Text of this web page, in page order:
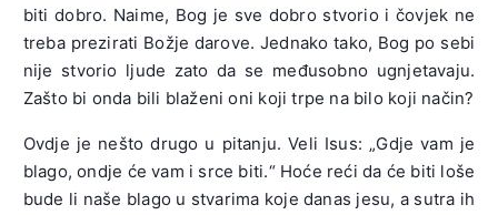
biti dobro. Naime, Bog je sve dobro stvorio i čovjek ne
treba prezirati Božje darove. Jednako tako, Bog po sebi
nije stvorio ljude zato da se međusobno ugnjetavaju.
Zašto bi onda bili blaženi oni koji trpe na bilo koji način?
Ovdje je nešto drugo u pitanju. Veli Isus: „Gdje vam je
blago, ondje će vam i srce biti.“ Hoće reći da će biti loše
bude li naše blago u stvarima koje danas jesu, a sutra ih